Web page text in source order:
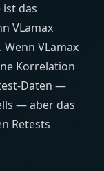
das
VLamax
VLamax
Korrelation
Daten —
— aber das
Retests